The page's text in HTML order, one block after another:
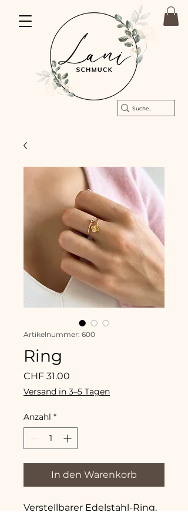
Artikelnummer: 600
Ring
CHF 31.00
Versand in 3–5 Tagen
Anzahl *
In den Warenkorb
Verstellbarer Edelstahl-Ring.